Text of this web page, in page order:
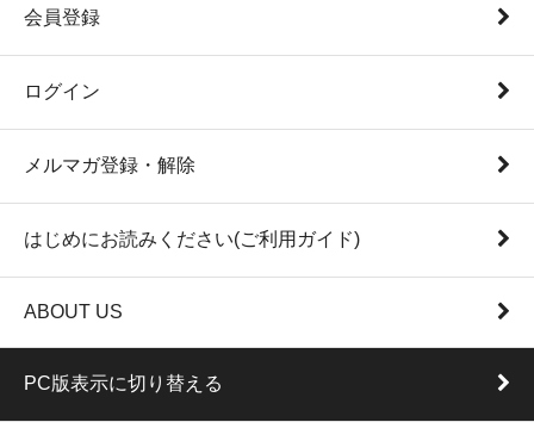
会員登録
ログイン
メルマガ登録・解除
はじめにお読みください(ご利用ガイド)
ABOUT US
PC版表示に切り替える